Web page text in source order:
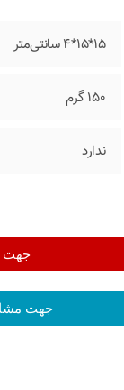
15*15*4 سانتی‌متر
150 گرم
ندارد
جهت
جهت